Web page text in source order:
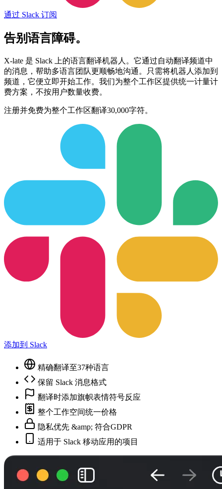
通过 Slack 订阅
告别语言障碍。
X-late 是 Slack 上的语言翻译机器人。它通过自动翻译频道中
的消息，帮助多语言团队更顺畅地沟通。只需将机器人添加到
频道，它便立即开始工作。我们为整个工作区提供统一计量计
费方案，不按用户数量收费。
注册并免费为整个工作区翻译30,000字符。
添加到 Slack
精确翻译至37种语言
保留 Slack 消息格式
翻译时添加旗帜表情符号反应
整个工作空间统一价格
隐私优先 &amp; 符合GDPR
适用于 Slack 移动应用的项目